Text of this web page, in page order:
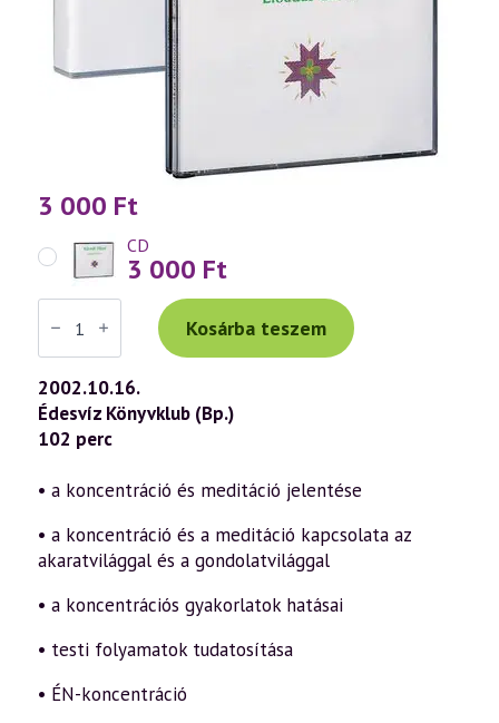
3 000 Ft
CD
3 000 Ft
Váradi
Tibor
előadás
(268)
—
Koncentráció
és
meditáció
1.
(2002.10.16.)
mennyiség
Kosárba teszem
2002.10.16.
Édesvíz Könyvklub (Bp.)
102 perc
• a koncentráció és meditáció jelentése
• a koncentráció és a meditáció kapcsolata az
akaratvilággal és a gondolatvilággal
• a koncentrációs gyakorlatok hatásai
• testi folyamatok tudatosítása
• ÉN-koncentráció